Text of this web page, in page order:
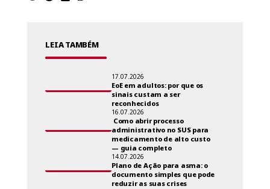
LEIA TAMBÉM
17.07.2026
EoE em adultos: por que os
sinais custam a ser
reconhecidos
16.07.2026
Como abrir processo
administrativo no SUS para
medicamento de alto custo
— guia completo
14.07.2026
Plano de Ação para asma: o
documento simples que pode
reduzir as suas crises